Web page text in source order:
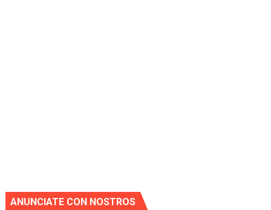
ANUNCIATE CON NOSTROS